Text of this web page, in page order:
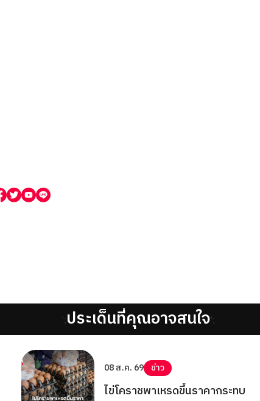
';ประเด็นที่คุณอาจสนใจ';
08 ส.ค. 69 ข่าว
ไข่โคราชพาเหรดขึ้นราคากระทบ